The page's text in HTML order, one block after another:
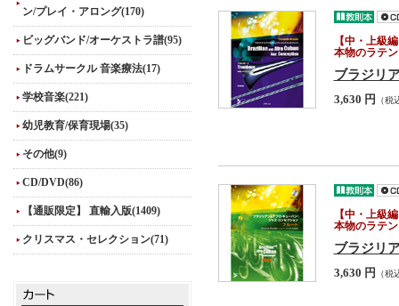
ン/プレイ・アロング(170)
ビッグバンド/オーケストラ譜(95)
ドラムサークル 音楽療法(17)
学校音楽(221)
幼児教育/保育現場(35)
その他(9)
CD/DVD(86)
【通販限定】 直輸入版(1409)
クリスマス・セレクション(71)
【中・上級
本物のラテ
ブラジリ
3,630 円 （税
【中・上級
本物のラテ
ブラジリ
3,630 円 （税